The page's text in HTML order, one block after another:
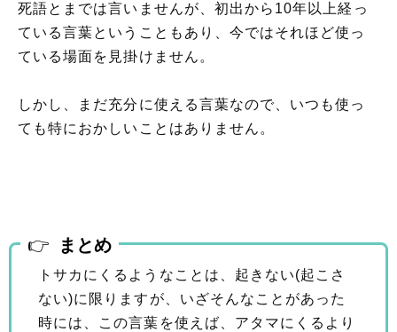
死語とまでは言いませんが、初出から10年以上経っ
ている言葉ということもあり、今ではそれほど使っ
ている場面を見掛けません。
しかし、まだ充分に使える言葉なので、いつも使っ
ても特におかしいことはありません。
まとめ
トサカにくるようなことは、起きない(起こさ
ない)に限りますが、いざそんなことがあった
時には、この言葉を使えば、アタマにくるより